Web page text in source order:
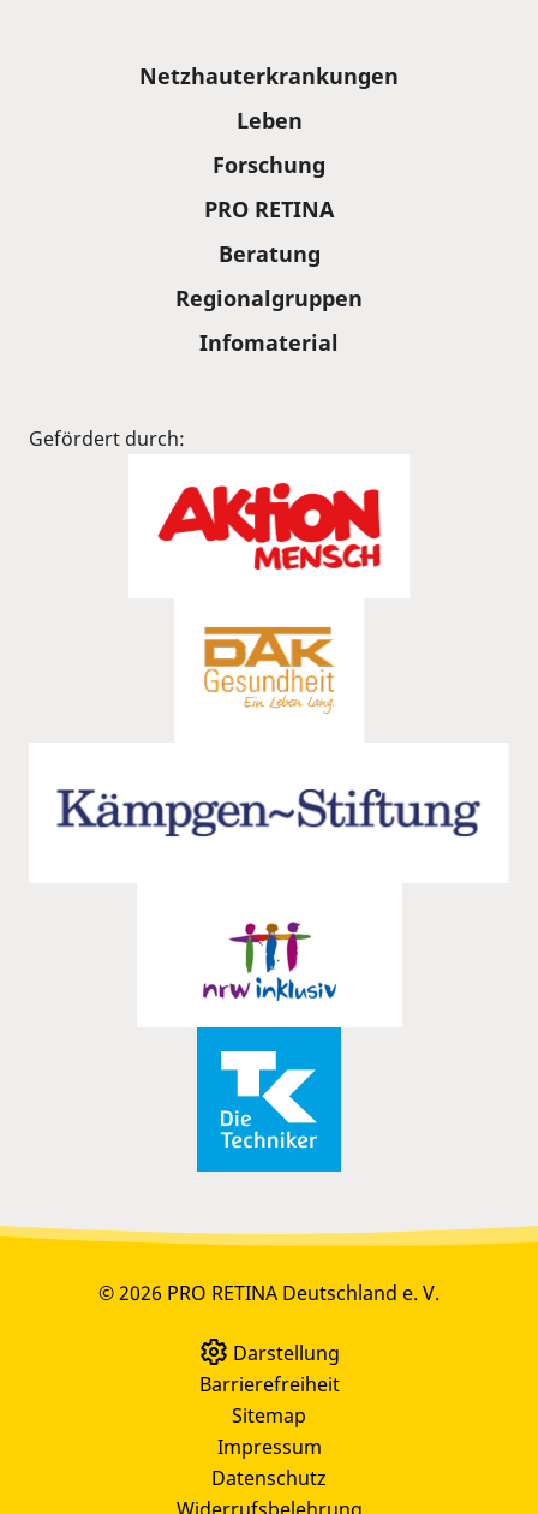
Netzhauterkrankungen
Leben
Forschung
PRO RETINA
Beratung
Regionalgruppen
Infomaterial
Gefördert durch:
© 2026 PRO RETINA Deutschland e. V.
Darstellung
Barrierefreiheit
Sitemap
Impressum
Datenschutz
Widerrufsbelehrung